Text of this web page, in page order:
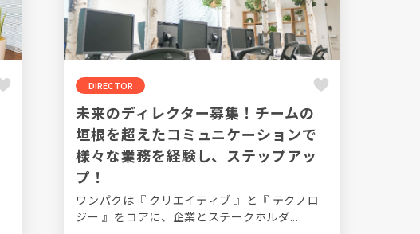
DIRECTOR
未来のディレクター募集！チームの
垣根を超えたコミュニケーションで
様々な業務を経験し、ステップアッ
プ！
ワンパクは『 クリエイティブ 』と『 テクノロ
ジー 』をコアに、企業とステークホルダ...